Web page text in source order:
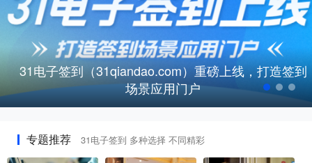
31电子签到（31qiandao.com）重磅上线，打造签到
场景应用门户
专题推荐 31电子签到 多种选择 不同精彩